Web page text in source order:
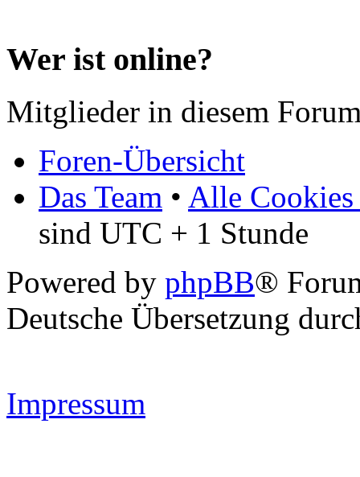
Wer ist online?
Mitglieder in diesem
Foren-Übersicht
Das Team • Alle Cookies
sind UTC + 1 Stunde
Powered by phpBB®
Deutsche Übersetzung
Impressum